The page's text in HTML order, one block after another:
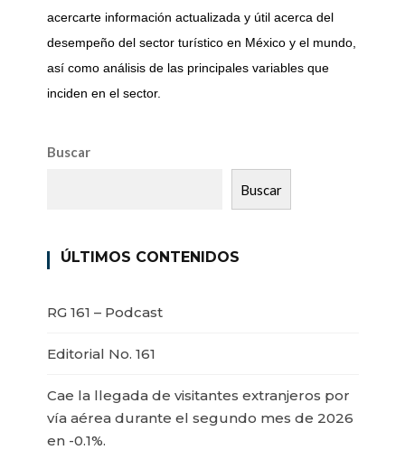
acercarte información actualizada y útil acerca del
desempeño del sector turístico en México y el mundo,
así como análisis de las principales variables que
inciden en el sector.
Buscar
Buscar
ÚLTIMOS CONTENIDOS
RG 161 – Podcast
Editorial No. 161
Cae la llegada de visitantes extranjeros por
vía aérea durante el segundo mes de 2026
en -0.1%.